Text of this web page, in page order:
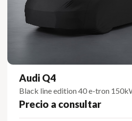
Audi Q4
Black line edition 40 e-tron
Precio a consultar